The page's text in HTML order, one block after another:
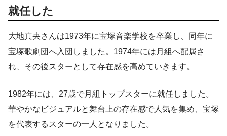
就任した
大地真央さんは1973年に宝塚音楽学校を卒業し、同年に
宝塚歌劇団へ入団しました。1974年には月組へ配属さ
れ、その後スターとして存在感を高めていきます。
1982年には、27歳で月組トップスターに就任しました。
華やかなビジュアルと舞台上の存在感で人気を集め、宝塚
を代表するスターの一人となりました。